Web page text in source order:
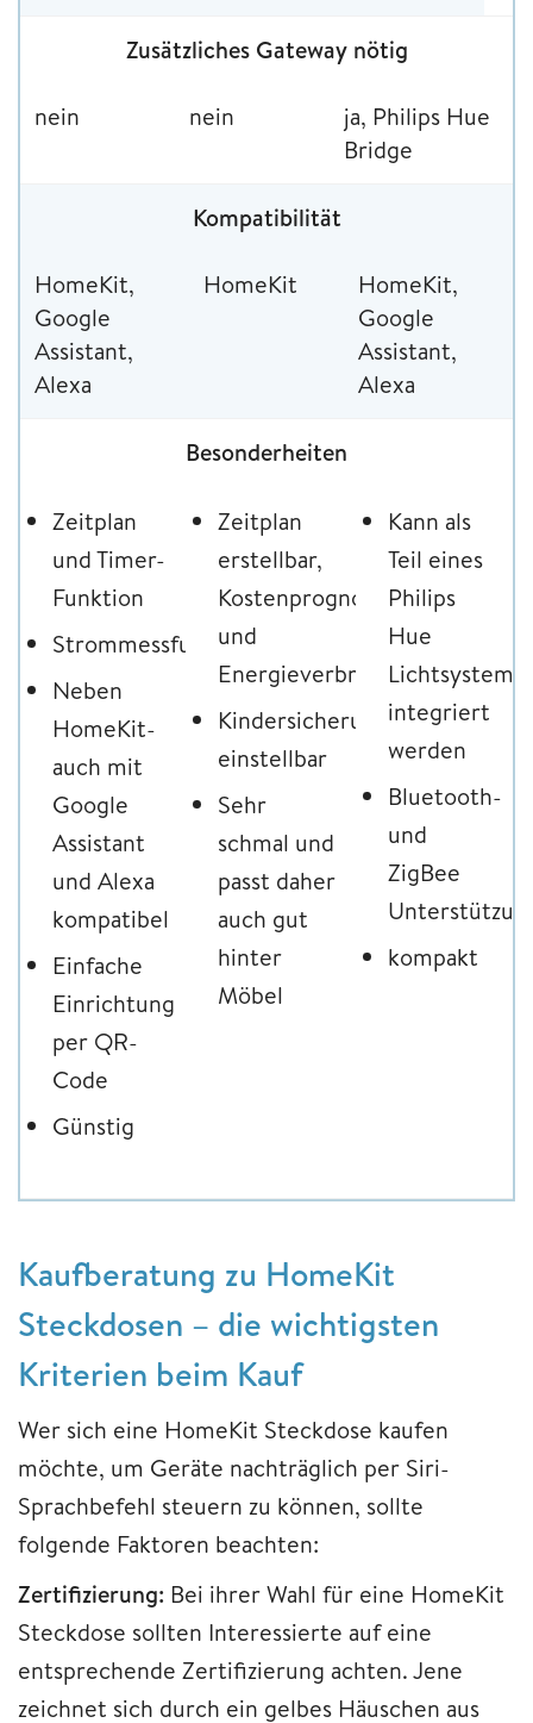
Zusätzliches Gateway nötig
nein nein
ja, Philips Hue
Bridge
Kompatibilität
HomeKit,
Google
Assistant,
Alexa
HomeKit
HomeKit,
Google
Assistant,
Alexa
Besonderheiten
Zeitplan
und Timer-
Funktion
Strommessfunktion
Neben
HomeKit-
auch mit
Google
Assistant
und Alexa
kompatibel
Einfache
Einrichtung
per QR-
Code
Günstig
Zeitplan
erstellbar,
Kostenprognose
und
Energieverbrauchsmessung
Kindersicherung
einstellbar
Sehr
schmal und
passt daher
auch gut
hinter
Möbel
Kann als
Teil eines
Philips
Hue
Lichtsystems
integriert
werden
Bluetooth-
und
ZigBee
kompakt
Kaufberatung zu HomeKit
Steckdosen – die wichtigsten
Kriterien beim Kauf
Wer sich eine HomeKit Steckdose kaufen
möchte, um Geräte nachträglich per Siri-
Sprachbefehl steuern zu können, sollte
folgende Faktoren beachten:
Zertifizierung: Bei ihrer Wahl für eine HomeKit
Steckdose sollten Interessierte auf eine
entsprechende Zertifizierung achten. Jene
zeichnet sich durch ein gelbes Häuschen aus